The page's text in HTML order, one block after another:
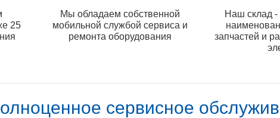
25
Мы обладаем собственной
мобильной службой сервиса и
ремонта оборудования
Наш склад -
запчастей и
сервисное